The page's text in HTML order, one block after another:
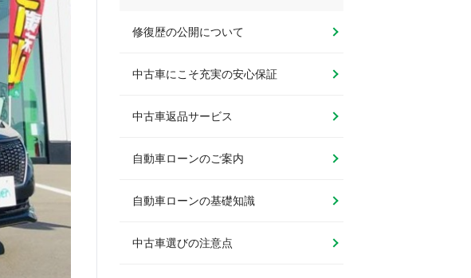
修復歴の公開について
中古車にこそ充実の安心保証
中古車返品サービス
自動車ローンのご案内
自動車ローンの基礎知識
中古車選びの注意点